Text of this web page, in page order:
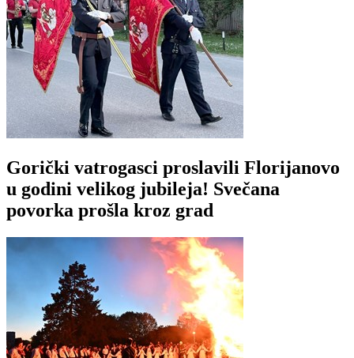
Gorički vatrogasci proslavili Florijanovo
u godini velikog jubileja! Svečana
povorka prošla kroz grad